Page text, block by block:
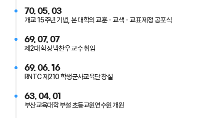
70. 05. 03
개교 15주년 기념, 본 대학의 교훈ㆍ교색ㆍ교표 제정 공포식
69. 07. 07
제2대 학장 박찬우 교수 취임
69. 06. 16
RNTC 제210 학생군사교육단 창설
63. 04. 01
부산교육대학 부설 초등교원연수원 개원